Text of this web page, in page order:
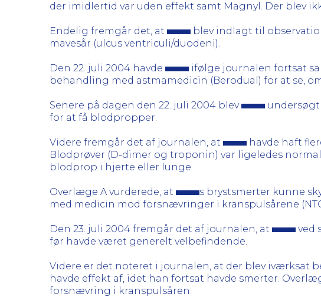
der imidlertid var uden effekt samt Magnyl. Der blev
Endelig fremgår det, at
blev indlagt til
mavesår (ulcus ventriculi/duodeni).
Den 22. juli 2004 havde
ifølge journalen fortsat
behandling med astmamedicin (Berodual) for at se,
Senere på dagen den 22. juli 2004 blev
for at få blodpropper.
Videre fremgår det af journalen, at
havde haft
Blodprøver (D-dimer og troponin) var ligeledes
blodprop i hjerte eller lunge.
Overlæge A vurderede, at
s brystsmerter kunne
med medicin mod forsnævringer i kranspulsårene
Den 23. juli 2004 fremgår det af journalen, at
ved
før havde været generelt velbefindende.
Videre er det noteret i journalen, at der blev iværksat
havde effekt af, idet han fortsat havde smerter.
forsnævring i kranspulsåren.